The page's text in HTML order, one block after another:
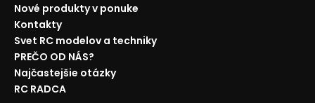
Nové produkty v ponuke
Kontakty
Svet RC modelov a techniky
PREČO OD NÁS?
Najčastejšie otázky
RC RADCA